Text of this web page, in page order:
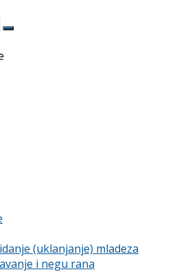
(uklanjanje) mladeza
i negu rana